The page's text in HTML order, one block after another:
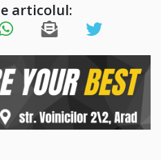
articolul: